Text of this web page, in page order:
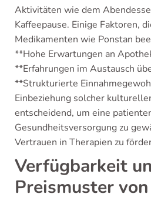
Aktivitäten wie dem
Kaffeepause. Einige Faktoren,
Medikamenten wie Ponstan
**Hohe Erwartungen an
**Erfahrungen im Austausch
**Strukturierte
Einbeziehung solcher
entscheidend, um eine
Gesundheitsversorgung zu
Vertrauen in Therapien zu
Verfügbarkeit
Preismuster